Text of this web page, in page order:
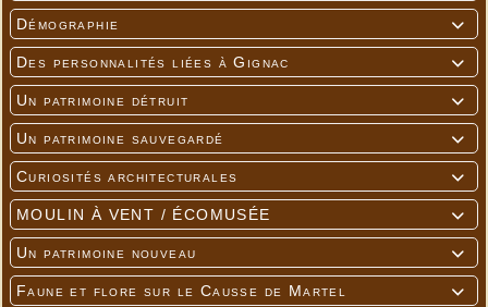

Démographie

Des personnalités liées à Gignac

Un patrimoine détruit

Un patrimoine sauvegardé

Curiosités architecturales

MOULIN À VENT / ÉCOMUSÉE

Un patrimoine nouveau

Faune et flore sur le Causse de Martel